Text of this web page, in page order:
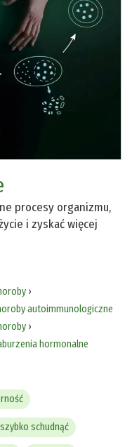
procesy organizmu,
i zyskać więcej
›
autoimmunologiczne
›
hormonalne
schudnąć